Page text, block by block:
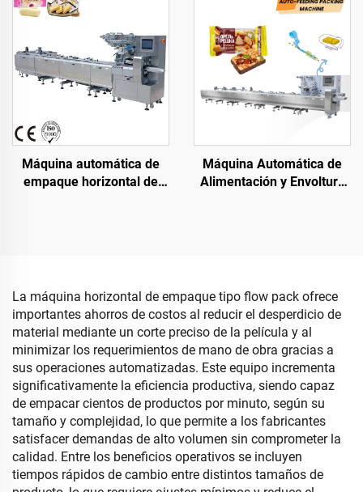
Almohada para Barras de
bolsas y libros
Máquina automática de
empaque horizontal de
Máquina Automática de
Alimentación y Envoltura
La máquina horizontal de empaque tipo flow pack ofrece
importantes ahorros de costos al reducir el desperdicio de
material mediante un corte preciso de la película y al
minimizar los requerimientos de mano de obra gracias a
sus operaciones automatizadas. Este equipo incrementa
significativamente la eficiencia productiva, siendo capaz
de empacar cientos de productos por minuto, según su
tamaño y complejidad, lo que permite a los fabricantes
satisfacer demandas de alto volumen sin comprometer la
calidad. Entre los beneficios operativos se incluyen
tiempos rápidos de cambio entre distintos tamaños de